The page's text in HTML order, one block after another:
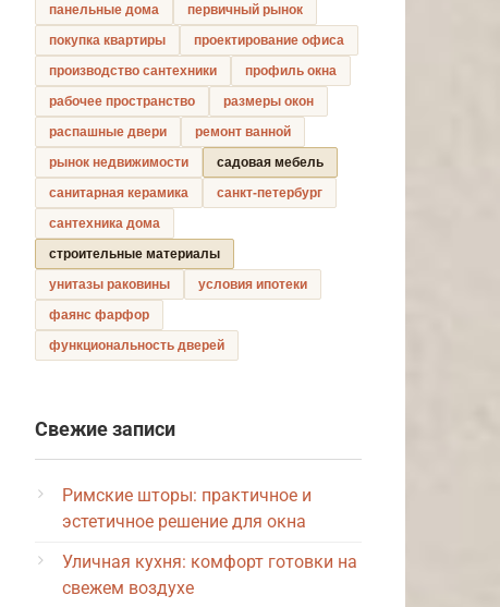
панельные дома
первичный рынок
покупка квартиры
проектирование офиса
производство сантехники
профиль окна
рабочее пространство
размеры окон
распашные двери
ремонт ванной
рынок недвижимости
садовая мебель
санитарная керамика
санкт-петербург
сантехника дома
строительные материалы
унитазы раковины
условия ипотеки
фаянс фарфор
функциональность дверей
Свежие записи
Римские шторы: практичное и
эстетичное решение для окна
Уличная кухня: комфорт готовки на
свежем воздухе